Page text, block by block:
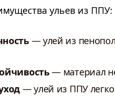
ульев из ППУ:
— улей из
— материал не
— улей из ППУ